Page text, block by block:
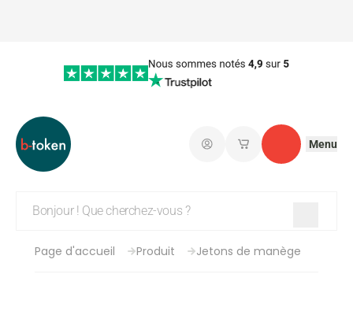
Connectez-vous
Mes paniers
Contact
Menu
Page d'accueil Produit Jetons de manège